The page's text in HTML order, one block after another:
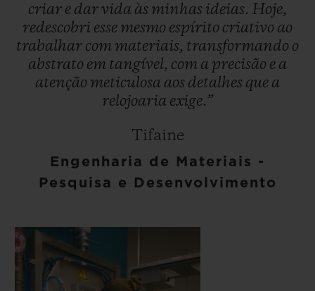
criar e darvida às minhas ideias. Hoje,
redescobri esse mesmo espírito criativo ao
trabalhar com materiais, transformando o
abstrato em tangível, com a precisão e a
atenção meticulosa aos detalhes que a
relojoaria exige.”
Tifaine
Engenharia de Materiais -
Pesquisa e Desenvolvimento